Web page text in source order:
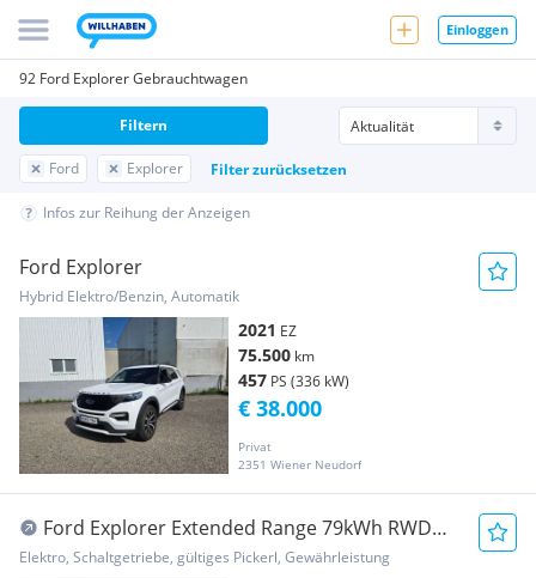
Einloggen
92 Ford Explorer Gebrauchtwagen
Ford Explorer Filter zurücksetzen
Filtern
Infos zur Reihung der Anzeigen
Ford Explorer
Hybrid Elektro/Benzin, Automatik
2021 EZ
75.500 km
457 PS (336 kW)
Privat
2351 Wiener Neudorf
€ 38.000
Ford Explorer Extended Range 79kWh RWD
Select
Elektro, Schaltgetriebe, gültiges Pickerl, Gewährleistung